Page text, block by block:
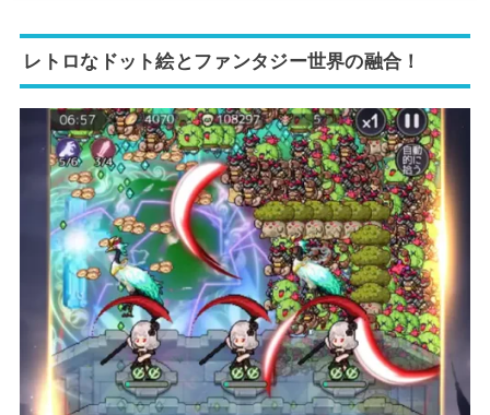
レトロなドット絵とファンタジー世界の融合！